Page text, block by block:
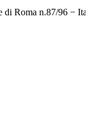
Roma n.87/96 −